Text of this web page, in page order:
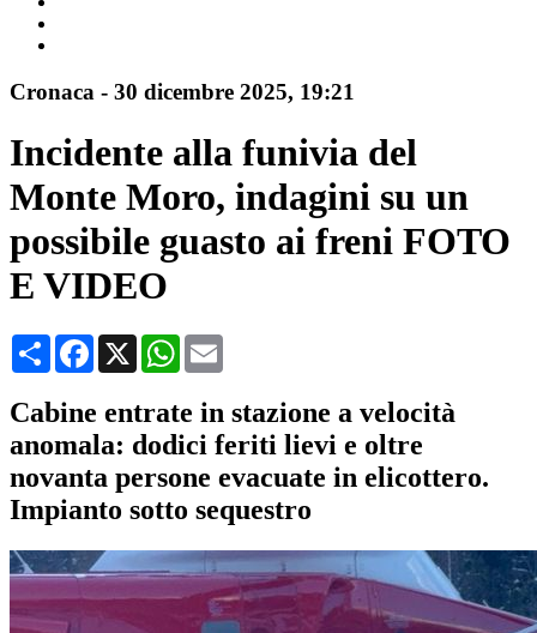
Cronaca - 30 dicembre 2025, 19:21
Incidente alla funivia del
Monte Moro, indagini su un
possibile guasto ai freni FOTO
E VIDEO
CondividiFacebook
X WhatsApp
Cabine entrate in stazione a velocità
anomala: dodici feriti lievi e oltre
novanta persone evacuate in elicottero.
Impianto sotto sequestro